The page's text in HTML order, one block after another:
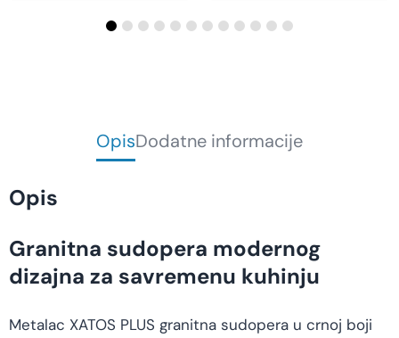
OpisDodatne informacije
Opis
Granitna sudopera modernog
dizajna za savremenu kuhinju
Metalac XATOS PLUS granitna sudopera u crnoj boji